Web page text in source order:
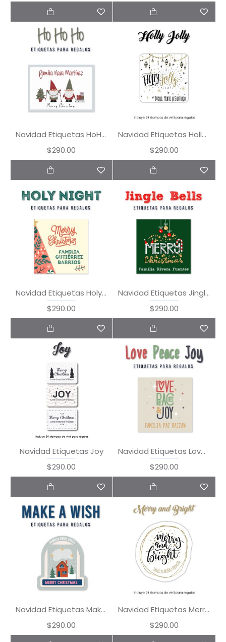
Navidad Etiquetas HoHoHo
$290.00
Navidad Etiquetas Holly Jolly
$290.00
Navidad Etiquetas Holy Night
$290.00
Navidad Etiquetas Jingle Bells
$290.00
Navidad Etiquetas Joy
$290.00
Navidad Etiquetas Love Peace Joy
$290.00
Navidad Etiquetas Make a Wish
$290.00
Navidad Etiquetas Merry & Bright
$290.00